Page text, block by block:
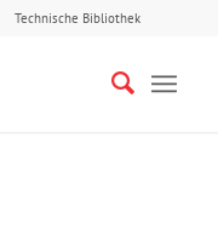
Technische Bibliothek